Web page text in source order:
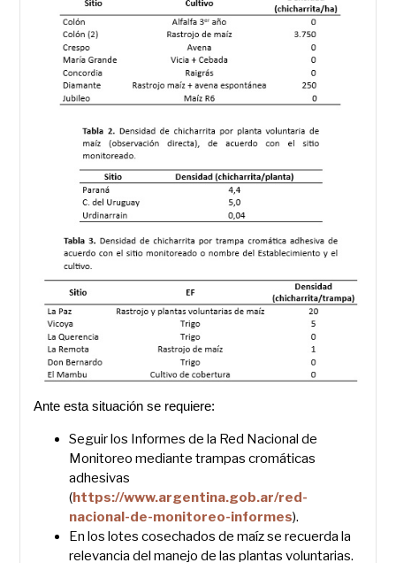
Ante esta situación se requiere:
Seguir los Informes de la Red Nacional de
Monitoreo mediante trampas cromáticas
adhesivas
(https://www.argentina.gob.ar/red-
nacional-de-monitoreo-informes).
En los lotes cosechados de maíz se recuerda la
relevancia del manejo de las plantas voluntarias.